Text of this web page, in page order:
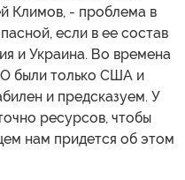
Климов, - проблема в
если в ее состав
и Украина. Во времена
были только США и
и предсказуем. У
ресурсов, чтобы
нам придется об этом